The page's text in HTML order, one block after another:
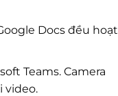
Docs đều hoạt
Teams. Camera
video.